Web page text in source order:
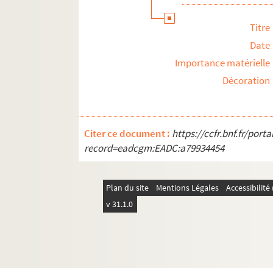
Titre
Date
Importance matérielle
Décoration
Citer ce document : https://ccfr.bnf.fr/
record=eadcgm:EADC:a79934454
Plan du site Mentions Légales
v 31.1.0